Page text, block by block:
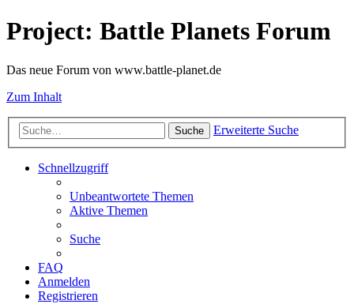
Project: Battle Planets Forum
Das neue Forum von www.battle-planet.de
Zum Inhalt
Suche Erweiterte Suche
Schnellzugriff
Unbeantwortete Themen
Aktive Themen
Suche
FAQ
Anmelden
Registrieren